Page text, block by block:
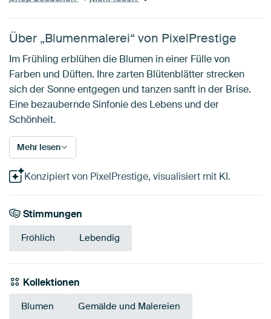
Über „Blumenmalerei“ von PixelPrestige
Im Frühling erblühen die Blumen in einer Fülle von
Farben und Düften. Ihre zarten Blütenblätter strecken
sich der Sonne entgegen und tanzen sanft in der Brise.
Eine bezaubernde Sinfonie des Lebens und der
Schönheit.
Mehr lesen
Konzipiert von PixelPrestige, visualisiert mit KI.
Stimmungen
Fröhlich Lebendig
Kollektionen
Blumen Gemälde und Malereien